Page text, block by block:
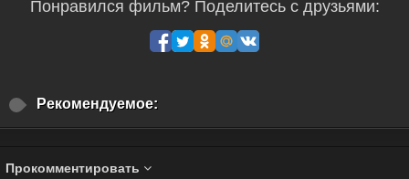
Понравился фильм? Поделитесь с друзьями:
Рекомендуемое:
Прокомментировать